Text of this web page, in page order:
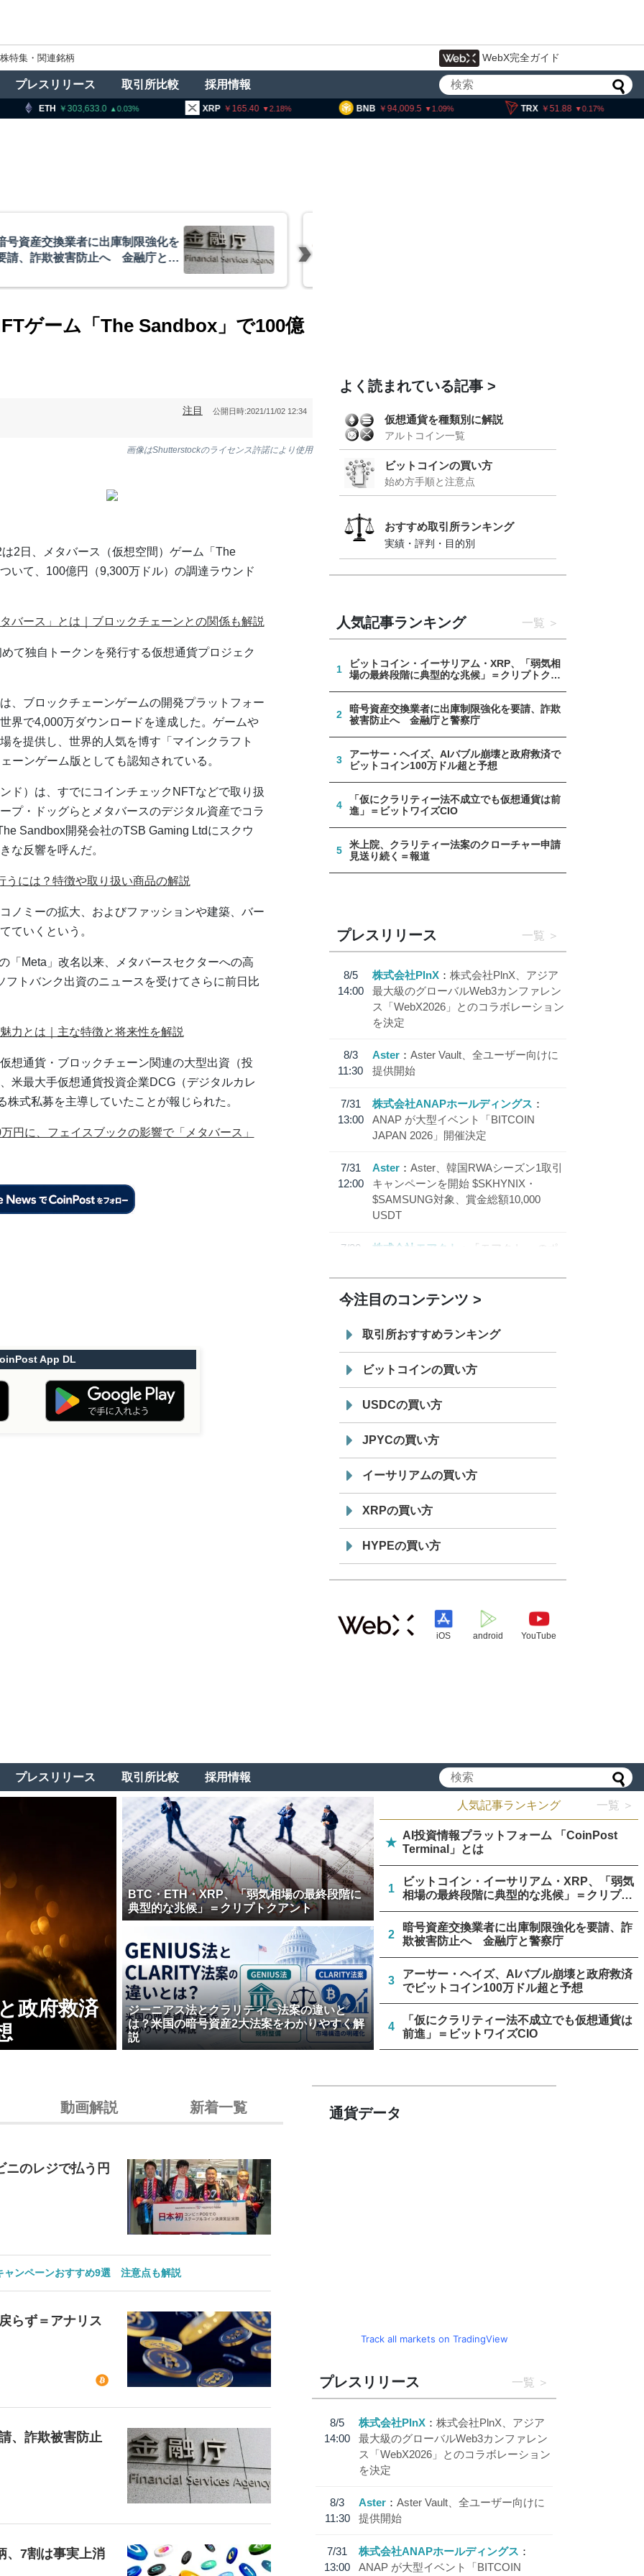
株特集・関連銘柄 WebX完全ガイド
プレスリリース 取引所比較 採用情報
0.03 XRP 2.18 BNB 94,009.5 1.09 TRX 0.17 SOL
に出庫制限強化を
止へ 金融庁と警
政府救済でビットコイン100万ドル
ゲーム「The Sandbox」で100億
注目 公開日時:2021/11/02 12:34
画像はShutterstockのライセンス許諾により使用
2日、メタバース（仮想空間）ゲーム「The
いて、100億円（9,300万ドル）の調達ラウンド
バース」とは｜ブロックチェーンとの関係も解説
て独自トークンを発行する仮想通貨プロジェク
、ブロックチェーンゲームの開発プラットフォー
界で4,000万ダウンロードを達成した。ゲームや
を提供し、世界的人気を博す「マインクラフト
ーンゲーム版としても認知されている。
ド）は、すでにコインチェックNFTなどで取り扱
プ・ドッグらとメタバースのデジタル資産でコラ
Sandbox開発会社のTSB Gaming Ltdにスクウ
な反響を呼んだ。
には？特徴や取り扱い商品の解説
ノミーの拡大、およびファッションや建築、バー
ていくという。
「Meta」改名以来、メタバースセクターへの高
トバンク出資のニュースを受けてさらに前日比
力とは｜主な特徴と将来性を解説
想通貨・ブロックチェーン関連の大型出資（投
米最大手仮想通貨投資企業DCG（デジタルカレ
式私募を主導していたことが報じられた。
円に、フェイスブックの影響で「メタバース」
App DL
よく読まれている記事
仮想通貨を種類別に解説
アルトコイン一覧
ビットコインの買い方
始め方手順と注意点
おすすめ取引所ランキング
実績・評判・目的別
人気記事ランキング 一覧
1
ビットコイン・イーサリアム・XRP、「弱気相
場の最終段階に典型的な兆候」＝クリプトクア
2
暗号資産交換業者に出庫制限強化を要請、詐欺
被害防止へ 金融庁と警察庁
3
アーサー・ヘイズ、AIバブル崩壊と政府救済で
ビットコイン100万ドル超と予想
4
「仮にクラリティー法不成立でも仮想通貨は前
進」＝ビットワイズCIO
5
米上院、クラリティー法案のクローチャー申請
見送り続く＝報道
プレスリリース 一覧
8/5
14:00
株式会社PlnX
株式会社PlnX、アジア
最大級のグローバルWeb3カンファレン
ス「WebX2026」とのコラボレーション
を決定
8/3
11:30
Aster
Aster Vault、全ユーザー向けに
提供開始
7/31
13:00
株式会社ANAPホールディングス
ANAP が大型イベント「BITCOIN
JAPAN 2026」開催決定
7/31
12:00
Aster
Aster、韓国RWAシーズン1取引
キャンペーンを開始 $SKHYNIX・
$SAMSUNG対象、賞金総額10,000
USDT
7/30
株式会社モアクト
「モアクト」 のポ
「 JPYC」を追加
19:30
てステーブルコイン「JPYSC」徹底解
説セミナーを開催
今注目のコンテンツ
取引所おすすめランキング
ビットコインの買い方
USDCの買い方
JPYCの買い方
イーサリアムの買い方
XRPの買い方
HYPEの買い方
iOS android YouTube
プレスリリース 取引所比較 採用情報
政府救済
BTC・ETH・XRP、「弱気相場の最終段階に
典型的な兆候」＝クリプトクアント
ジーニアス法とクラリティー法案の違いと
は？米国の暗号資産2大法案をわかりやすく解
説
人気記事ランキング 一覧 ＞
★
AI投資情報プラットフォーム 「CoinPost
Terminal」とは
1
ビットコイン・イーサリアム・XRP、「弱気
相場の最終段階に典型的な兆候」＝クリプト
クアント
2
暗号資産交換業者に出庫制限強化を要請、詐
欺被害防止へ 金融庁と警察庁
3
アーサー・ヘイズ、AIバブル崩壊と政府救済
でビットコイン100万ドル超と予想
4
「仮にクラリティー法不成立でも仮想通貨は
前進」＝ビットワイズCIO
動画解説 新着一覧
のレジで払う円
ャンペーンおすすめ9選 注意点も解説
らず＝アナリス
、詐欺被害防止
、7割は事実上消
通貨データ
Track all markets on TradingView
プレスリリース 一覧
8/5
14:00
株式会社PlnX
株式会社PlnX、アジア
最大級のグローバルWeb3カンファレン
ス「WebX2026」とのコラボレーション
を決定
8/3
11:30
Aster
Aster Vault、全ユーザー向けに
提供開始
7/31
13:00
株式会社ANAPホールディングス
ANAP が大型イベント「BITCOIN